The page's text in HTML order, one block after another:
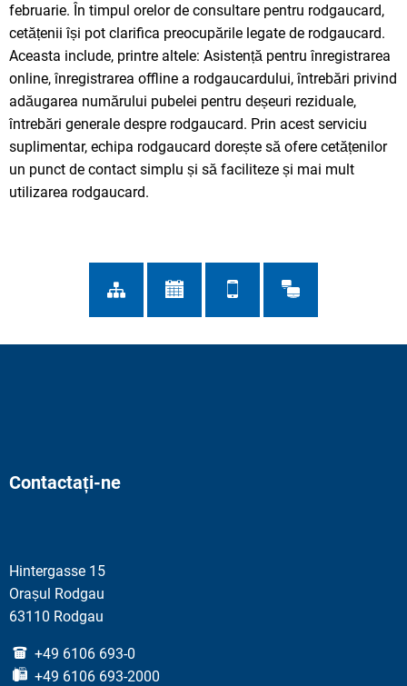
februarie. În timpul orelor de consultare pentru rodgaucard,
cetățenii își pot clarifica preocupările legate de rodgaucard.
Aceasta include, printre altele: Asistență pentru înregistrarea
online, înregistrarea offline a rodgaucardului, întrebări privind
adăugarea numărului pubelei pentru deșeuri reziduale,
întrebări generale despre rodgaucard. Prin acest serviciu
suplimentar, echipa rodgaucard dorește să ofere cetățenilor
un punct de contact simplu și să faciliteze și mai mult
utilizarea rodgaucard.
Contactați-ne
Hintergasse 15
Orașul Rodgau
63110 Rodgau
+49 6106 693-0
+49 6106 693-2000